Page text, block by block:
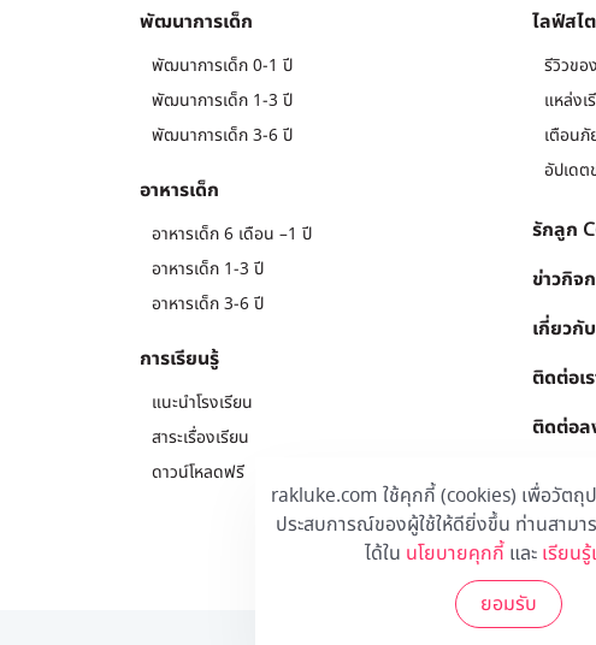
rakluke.com ใช้คุกกี้ (cookies) เพื่อวัตถุ
ประสบการณ์ของผู้ใช้ให้ดียิ่งขึ้น ท่านสามา
ได้ใน นโยบายคุกกี้และ เรียน
ยอมรับ
พัฒนาการเด็ก
พัฒนาการเด็ก 0-1 ปี
พัฒนาการเด็ก 1-3 ปี
พัฒนาการเด็ก 3-6 ปี
อาหารเด็ก
อาหารเด็ก 6 เดือน –1 ปี
อาหารเด็ก 1-3 ปี
อาหารเด็ก 3-6 ปี
การเรียนรู้
แนะนำโรงเรียน
สาระเรื่องเรียน
ดาวน์โหลดฟรี
ไลฟ์สไ
รีวิวขอ
แหล่งเ
เตือน
อัปเดต
รักลูก
ข่าวกิจ
เกี่ยวกับ
ติดต่อเ
ติดต่อล